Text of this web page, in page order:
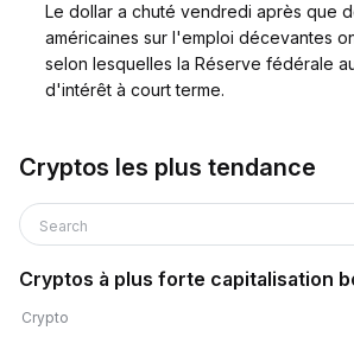
Le dollar a chuté vendredi après que
américaines sur l'emploi décevantes
selon lesquelles la Réserve fédérale
d'intérêt à court terme.
Cryptos les plus tendance
Search
Cryptos à plus forte capitalisation
Crypto